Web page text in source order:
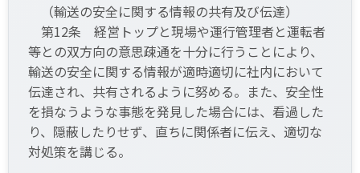
（輸送の安全に関する情報の共有及び伝達）
第12条 経営トップと現場や運行管理者と運転者
等との双方向の意思疎通を十分に行うことにより、
輸送の安全に関する情報が適時適切に社内において
伝達され、共有されるように努める。また、安全性
を損なうような事態を発見した場合には、看過した
り、隠蔽したりせず、直ちに関係者に伝え、適切な
対処策を講じる。